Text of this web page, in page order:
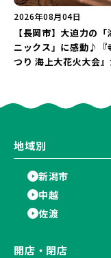
2026年08月04日
【長岡市】大迫力の「
ニックス」に感動♪『
つり 海上大花火大会
地域別
新潟市
中越
佐渡
開店・閉店